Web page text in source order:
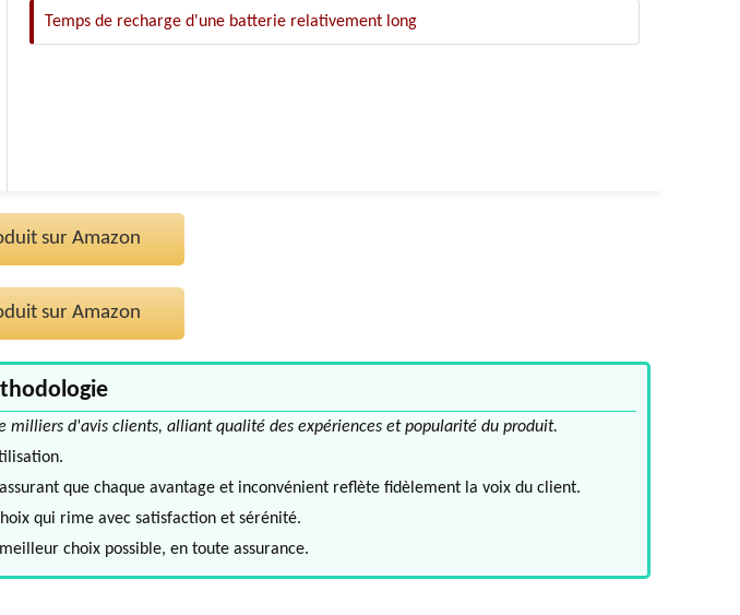
Temps de recharge d'une batterie relativement long
sur Amazon
sur Amazon
d'avis clients, alliant qualité des expériences et popularité du produit.
que chaque avantage et inconvénient reflète fidèlement la voix du client.
qui rime avec satisfaction et sérénité.
choix possible, en toute assurance.